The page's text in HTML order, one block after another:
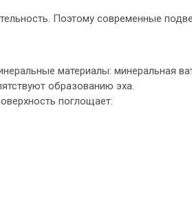
Поэтому современные
материалы: минеральная
образованию эха.
поглощает: